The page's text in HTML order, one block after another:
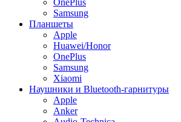
OnePlus
Samsung
Планшеты
Apple
Huawei/Honor
OnePlus
Samsung
Xiaomi
Наушники и Bluetooth-гарнитуры
Apple
Anker